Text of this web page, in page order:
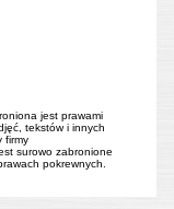
jest prawami
tekstów i innych
firmy
surowo zabronione
pokrewnych.